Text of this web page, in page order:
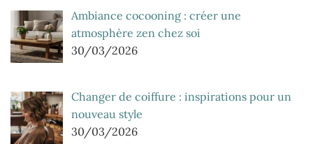
Ambiance cocooning : créer une
atmosphère zen chez soi
30/03/2026
Changer de coiffure : inspirations pour un
nouveau style
30/03/2026